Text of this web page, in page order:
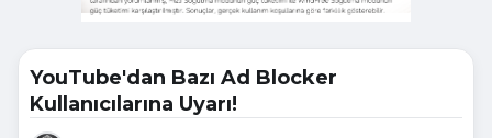
YouTube'dan Bazı Ad Blocker
Kullanıcılarına Uyarı!